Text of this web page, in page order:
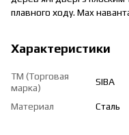
плавного ходу. Max
Характеристики
ТМ (Торговая
марка)
SIBA
Материал Сталь